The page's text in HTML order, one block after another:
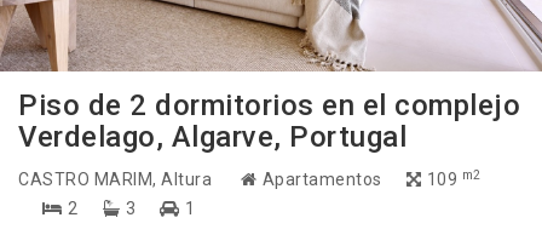
Piso de 2 dormitorios en el complejo
Verdelago, Algarve, Portugal
CASTRO MARIM, Altura Apartamentos 109 m2
2 3 1